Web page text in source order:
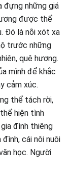
đựng những giá
được thể
Đó là nỗi xót xa
trước những
quê hương.
mình để khắc
cảm xúc.
thể tách rời,
hiện tình
đình thiêng
cái nôi nuôi
học. Người